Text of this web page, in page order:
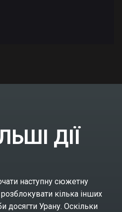
ДІЇ
наступну сюжетну
кілька інших
досягти Урану. Оскільки